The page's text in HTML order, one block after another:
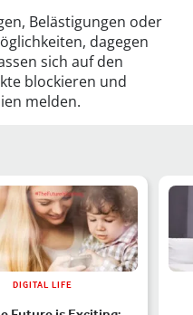
Belästigungen oder
dagegen
sich auf den
blockieren und
melden.
DIGITAL LIFE